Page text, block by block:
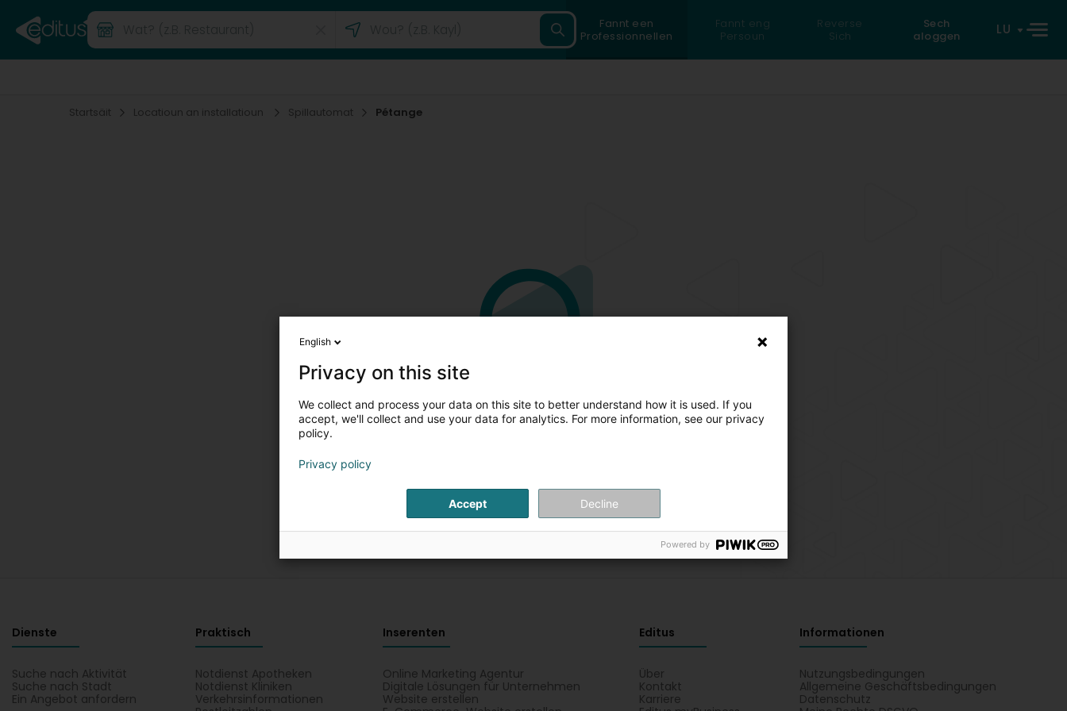
Fannt een
Professionnellen
Fannt eng
Persoun
Reverse
Sich
Sech
aloggen
LU
Startsäit Locatioun an installatioun Spillautomat Pétange
Fëllt w.e.g. d'Felder aus fir eng nei Sich
Dienste
Suche nach Aktivität
Suche nach Stadt
Ein Angebot anfordern
Praktisch
Notdienst Apotheken
Notdienst Kliniken
Verkehrsinformationen
Inserenten
Online Marketing Agentur
Digitale Lösungen für Unternehmen
Website erstellen
Editus
Über
Kontakt
Karriere
Informationen
Nutzungsbedingungen
Allgemeine Geschäftsbedingungen
Datenschutz
English
Privacy on this site
We collect and process your data on this site to better understand how it is used. If you
accept, we'll collect and use your data for analytics. For more information, see our privacy
policy.
Privacy policy
Accept Decline
Powered by